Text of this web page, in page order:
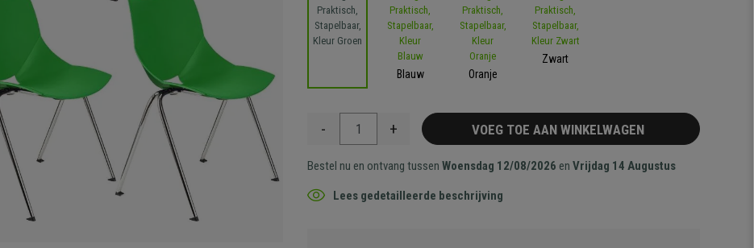
Blauw Oranje
Zwart
- + VOEG TOE AAN WINKELWAGEN
Bestel nu en ontvang tussenWoensdag 12/08/2026 enVrijdag 14 Augustus
Lees gedetailleerde beschrijving